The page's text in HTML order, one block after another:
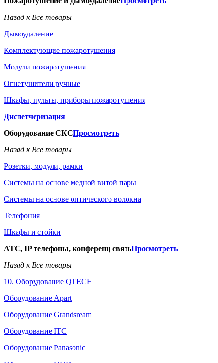
Назад к Все товары
Дымоудаление
Комплектующие пожаротушения
Модули пожаротушения
Огнетушители ручные
Шкафы, пульты, приборы пожаротушения
Диспетчеризация
Оборудование СКСПросмотреть
Назад к Все товары
Розетки, модули, рамки
Системы на основе медной витой пары
Системы на основе оптического волокна
Телефония
Шкафы и стойки
АТС, IP телефоны, конференц связьПросмотреть
Назад к Все товары
10. Оборудование QTECH
Оборудование Apart
Оборудование Grandsream
Оборудование ITC
Оборудование Panasonic